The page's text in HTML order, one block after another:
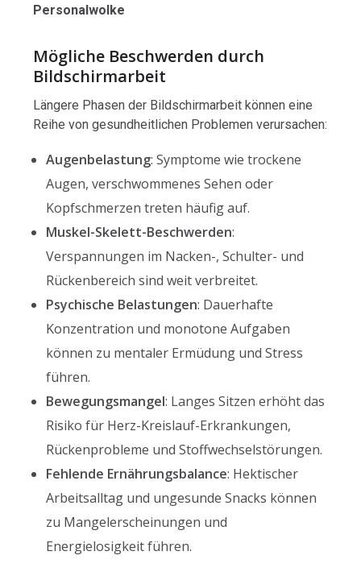
Personalwolke
Mögliche Beschwerden durch
Bildschirmarbeit
Längere Phasen der Bildschirmarbeit können eine
Reihe von gesundheitlichen Problemen verursachen:
Augenbelastung: Symptome wie trockene
Augen, verschwommenes Sehen oder
Kopfschmerzen treten häufig auf.
Muskel-Skelett-Beschwerden:
Verspannungen im Nacken-, Schulter- und
Rückenbereich sind weit verbreitet.
Psychische Belastungen: Dauerhafte
Konzentration und monotone Aufgaben
können zu mentaler Ermüdung und Stress
führen.
Bewegungsmangel: Langes Sitzen erhöht das
Risiko für Herz-Kreislauf-Erkrankungen,
Rückenprobleme und Stoffwechselstörungen.
Fehlende Ernährungsbalance: Hektischer
Arbeitsalltag und ungesunde Snacks können
zu Mangelerscheinungen und
Energielosigkeit führen.